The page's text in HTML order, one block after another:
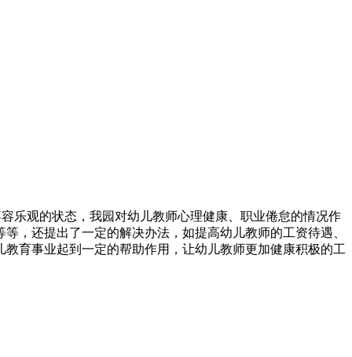
乐观的状态，我园对幼儿教师心理健康、职业倦怠的情况作
，还提出了一定的解决办法，如提高幼儿教师的工资待遇、
育事业起到一定的帮助作用，让幼儿教师更加健康积极的工